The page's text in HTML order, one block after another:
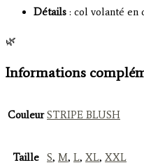
Détails : col volanté en
🌿
Informations
Couleur STRIPE BLUSH
Taille S, M, L, XL, XXL